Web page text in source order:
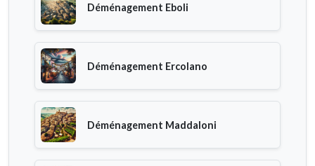
Déménagement Eboli
Déménagement Ercolano
Déménagement Maddaloni